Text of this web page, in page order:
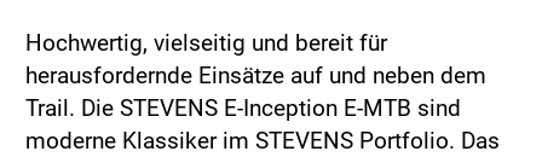
Hochwertig, vielseitig und bereit für
herausfordernde Einsätze auf und neben dem
Trail. Die STEVENS E-Inception E-MTB sind
moderne Klassiker im STEVENS Portfolio. Das